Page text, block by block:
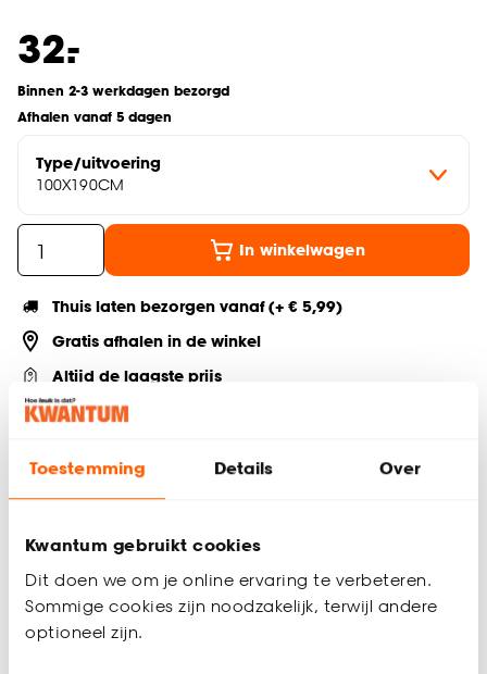
Toestemming Details Over
Kwantum gebruikt cookies
Dit doen we om je online ervaring te verbeteren.
Sommige cookies zijn noodzakelijk, terwijl andere
optioneel zijn.
32.
-
Binnen 2-3 werkdagen bezorgd
Afhalen vanaf 5 dagen
Type/uitvoering
100X190CM
In winkelwagen
Thuis laten bezorgen vanaf (+ € 5,99)
Gratis afhalen in de winkel
Altijd de laagste prijs
Deel jouw product & volg ons op social
Productomschrijving
lichtinval. Eenvoudig zelf te monteren en in te korten. Met
vochtige doek reinigen. Bediening aan rechterzijde. Inhoud
verpakking: schroeven, pluggen, montagesteunen,